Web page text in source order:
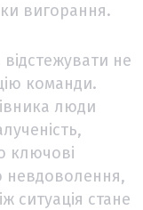
вигорання.
не
команди.
люди
ключові
невдоволення,
ситуація стане